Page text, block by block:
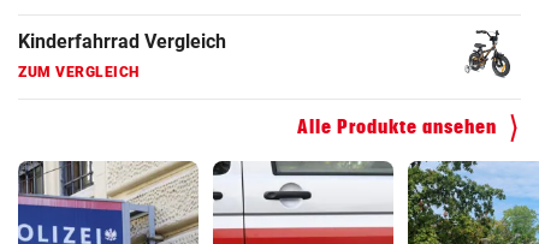
Kinderfahrrad Vergleich
ZUM VERGLEICH
Alle Produkte ansehen